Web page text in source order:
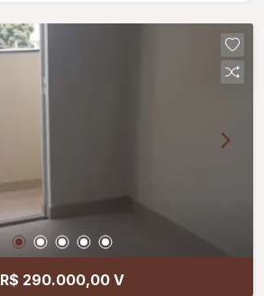
R$ 290.000,00 V